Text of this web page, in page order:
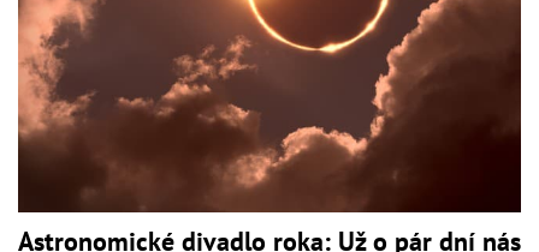
Astronomické divadlo roka: Už o pár dní nás